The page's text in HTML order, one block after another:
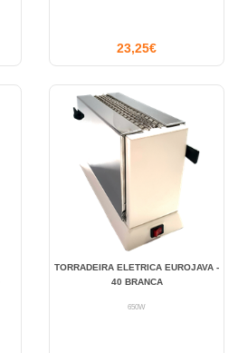
23,25€
TORRADEIRA ELETRICA EUROJAVA -
40 BRANCA
650W